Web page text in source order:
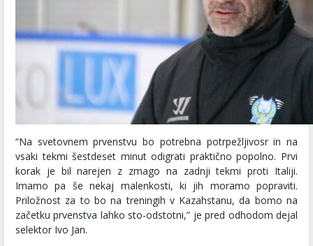
“Na svetovnem prvenstvu bo potrebna potrpežljivosr in na
vsaki tekmi šestdeset minut odigrati praktično popolno. Prvi
korak je bil narejen z zmago na zadnji tekmi proti Italiji.
Imamo pa še nekaj malenkosti, ki jih moramo popraviti.
Priložnost za to bo na treningih v Kazahstanu, da bomo na
začetku prvenstva lahko sto-odstotni,” je pred odhodom dejal
selektor Ivo Jan.